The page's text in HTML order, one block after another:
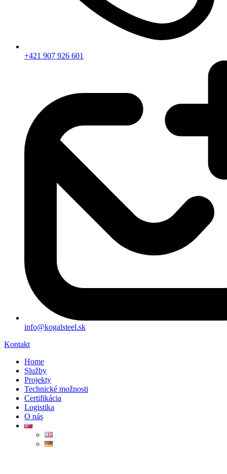
+421 907 926 601
info@kogalsteel.sk
Kontakt
Home
Služby
Projekty
Technické možnosti
Certifikácia
Logistika
O nás